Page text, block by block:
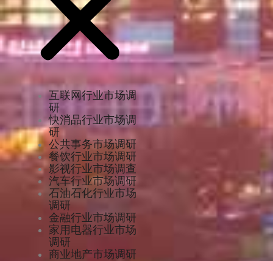
互联网行业市场调
研
快消品行业市场调
研
公共事务市场调研
餐饮行业市场调研
影视行业市场调查
汽车行业市场调研
石油石化行业市场
调研
金融行业市场调研
家用电器行业市场
调研
商业地产市场调研